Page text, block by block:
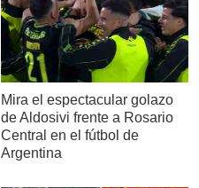
Mira el espectacular golazo
de Aldosivi frente a Rosario
Central en el fútbol de
Argentina